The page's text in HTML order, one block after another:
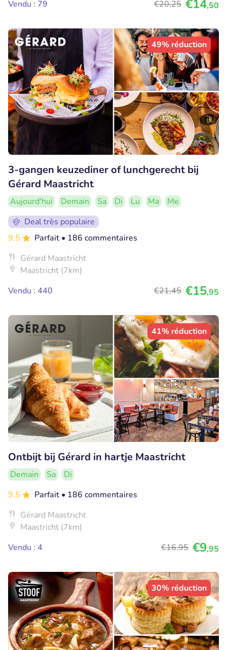
Vendu : 79 €20,25 €14,50
49% réduction
3-gangen keuzediner of lunchgerecht bij
Gérard Maastricht
Aujourd'hui Demain Sa Di Lu Ma
Me
Deal très populaire
9.5
Parfait • 186 commentaires
Gérard Maastricht
Maastricht (7km)
Vendu : 440
€21,45 €15,95
41% réduction
Ontbijt bij Gérard in hartje Maastricht
Demain Sa
Di
9.5
Parfait • 186 commentaires
Gérard Maastricht
Maastricht (7km)
Vendu : 4
€16,95 €9,95
30% réduction